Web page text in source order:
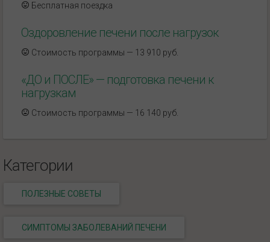
Бесплатная поездка
Оздоровление печени после нагрузок
Стоимость программы — 13 910 руб.
«ДО и ПОСЛЕ» — подготовка печени к
нагрузкам
Стоимость программы — 16 140 руб.
Категории
ПОЛЕЗНЫЕ СОВЕТЫ
СИМПТОМЫ ЗАБОЛЕВАНИЙ ПЕЧЕНИ